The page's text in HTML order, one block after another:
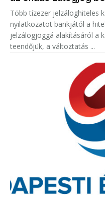
Több tízezer jelzáloghiteles
nyilatkozatot bankjától a
jelzálogjoggá alakításáról a
teendőjük, a változtatás ...